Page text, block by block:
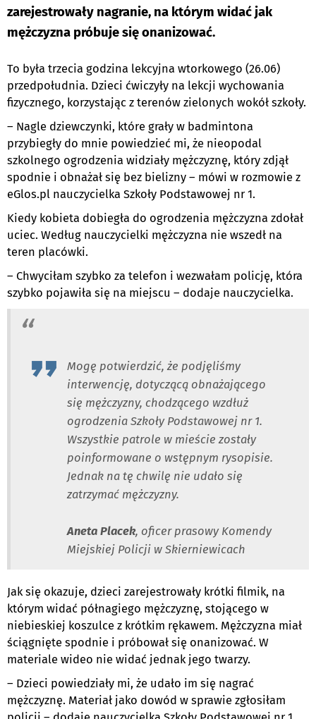
zarejestrowały nagranie, na którym widać jak
mężczyzna próbuje się onanizować.
To była trzecia godzina lekcyjna wtorkowego (26.06)
przedpołudnia. Dzieci ćwiczyły na lekcji wychowania
fizycznego, korzystając z terenów zielonych wokół szkoły.
– Nagle dziewczynki, które grały w badmintona
przybiegły do mnie powiedzieć mi, że nieopodal
szkolnego ogrodzenia widziały mężczyznę, który zdjął
spodnie i obnażał się bez bielizny – mówi w rozmowie z
eGlos.pl nauczycielka Szkoły Podstawowej nr 1.
Kiedy kobieta dobiegła do ogrodzenia mężczyzna zdołał
uciec. Według nauczycielki mężczyzna nie wszedł na
teren placówki.
– Chwyciłam szybko za telefon i wezwałam policję, która
szybko pojawiła się na miejscu – dodaje nauczycielka.
Mogę potwierdzić, że podjęliśmy
interwencję, dotyczącą obnażającego
się mężczyzny, chodzącego wzdłuż
ogrodzenia Szkoły Podstawowej nr 1.
Wszystkie patrole w mieście zostały
poinformowane o wstępnym rysopisie.
Jednak na tę chwilę nie udało się
zatrzymać mężczyzny.
Aneta Placek, oficer prasowy Komendy
Miejskiej Policji w Skierniewicach
Jak się okazuje, dzieci zarejestrowały krótki filmik, na
którym widać półnagiego mężczyznę, stojącego w
niebieskiej koszulce z krótkim rękawem. Mężczyzna miał
ściągnięte spodnie i próbował się onanizować. W
materiale wideo nie widać jednak jego twarzy.
– Dzieci powiedziały mi, że udało im się nagrać
mężczyznę. Materiał jako dowód w sprawie zgłosiłam